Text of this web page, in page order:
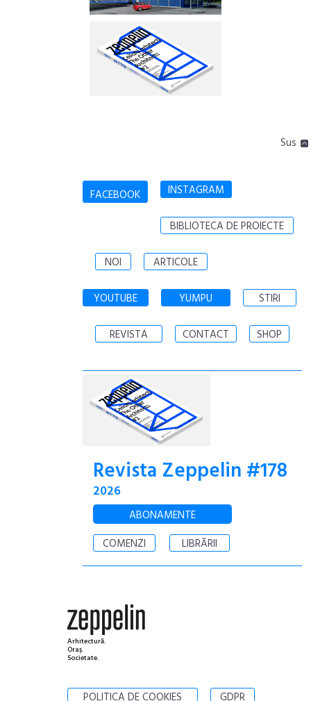
Sus
FACEBOOK INSTAGRAM
BIBLIOTECA DE PROIECTE
NOI ARTICOLE
YOUTUBE YUMPU STIRI
REVISTA CONTACT SHOP
Revista Zeppelin #178
2026
ABONAMENTE
COMENZI
LIBRĂRII
Arhitectură.
Oraș.
Societate.